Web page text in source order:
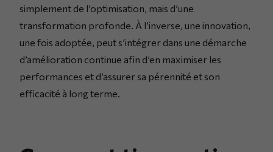
simplement de l’optimisation, mais d’une
transformation profonde. À l’inverse, une innovation,
une fois adoptée, peut s’intégrer dans une démarche
d’amélioration continue afin d’en maximiser les
performances et d’assurer sa pérennité et son
efficacité à long terme.